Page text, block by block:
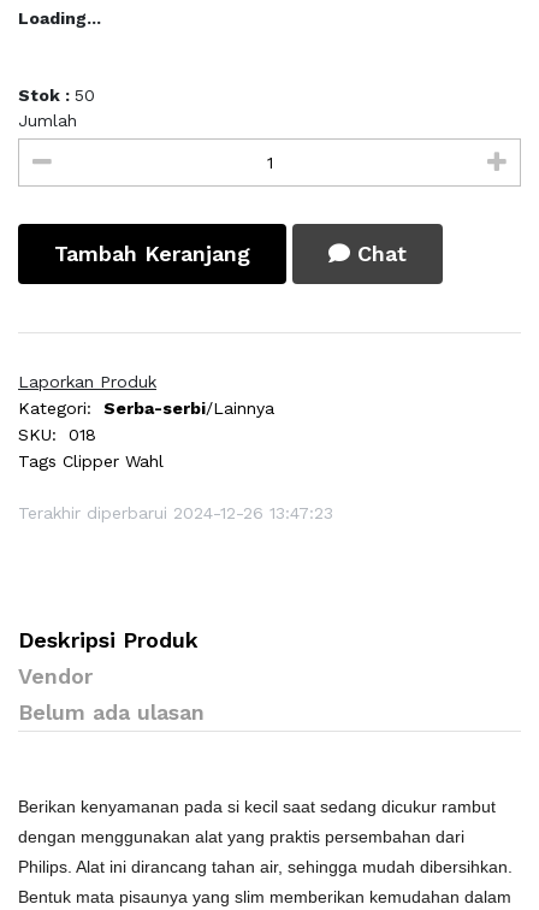
Loading...
Stok : 50
Jumlah
Tambah Keranjang Chat
Laporkan Produk
Kategori:
Serba-serbi/Lainnya
SKU:
018
Tags Clipper Wahl
Terakhir diperbarui 2024-12-26 13:47:23
Deskripsi Produk
Vendor
Belum ada ulasan
Berikan kenyamanan pada si kecil saat sedang dicukur rambut
dengan menggunakan alat yang praktis persembahan dari
Philips. Alat ini dirancang tahan air, sehingga mudah dibersihkan.
Bentuk mata pisaunya yang slim memberikan kemudahan dalam